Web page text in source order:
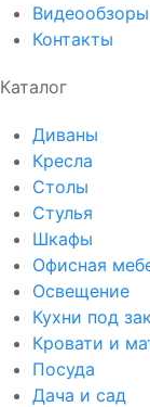
Видеообзоры
Контакты
Каталог
Диваны
Кресла
Столы
Стулья
Шкафы
Офисная
Освещение
Кухни под
Кровати и
Посуда
Дача и сад